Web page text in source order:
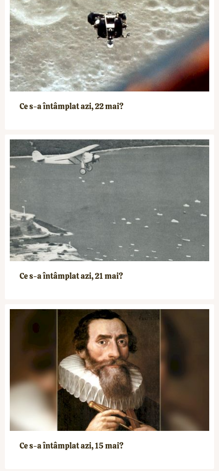
Ce s-a întâmplat azi, 22 mai?
Ce s-a întâmplat azi, 21 mai?
Ce s-a întâmplat azi, 15 mai?